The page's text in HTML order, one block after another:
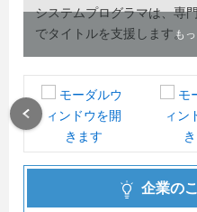
システムプログラマは、専
でタイトルを支援します。
■グラフィックデザイナー
ゲームのデザインを行った
ンを制作したりする業務で
ゲームの企画意図を理解し
も
企業の